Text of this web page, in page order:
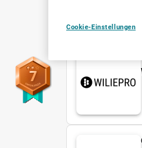
7
Cookie-Einstellungen